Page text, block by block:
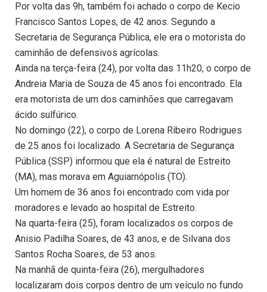
Por volta das 9h, também foi achado o corpo de Kecio
Francisco Santos Lopes, de 42 anos. Segundo a
Secretaria de Segurança Pública, ele era o motorista do
caminhão de defensivos agrícolas.
Ainda na terça-feira (24), por volta das 11h20, o corpo de
Andreia Maria de Souza de 45 anos foi encontrado. Ela
era motorista de um dos caminhões que carregavam
ácido sulfúrico.
No domingo (22), o corpo de Lorena Ribeiro Rodrigues
de 25 anos foi localizado. A Secretaria de Segurança
Pública (SSP) informou que ela é natural de Estreito
(MA), mas morava em Aguiarnópolis (TO).
Um homem de 36 anos foi encontrado com vida por
moradores e levado ao hospital de Estreito.
Na quarta-feira (25), foram localizados os corpos de
Anisio Padilha Soares, de 43 anos, e de Silvana dos
Santos Rocha Soares, de 53 anos.
Na manhã de quinta-feira (26), mergulhadores
localizaram dois corpos dentro de um veículo no fundo